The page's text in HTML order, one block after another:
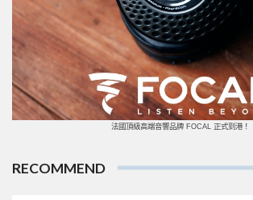
法國頂級高端音響品牌 FOCAL 正式到港！
RECOMMEND